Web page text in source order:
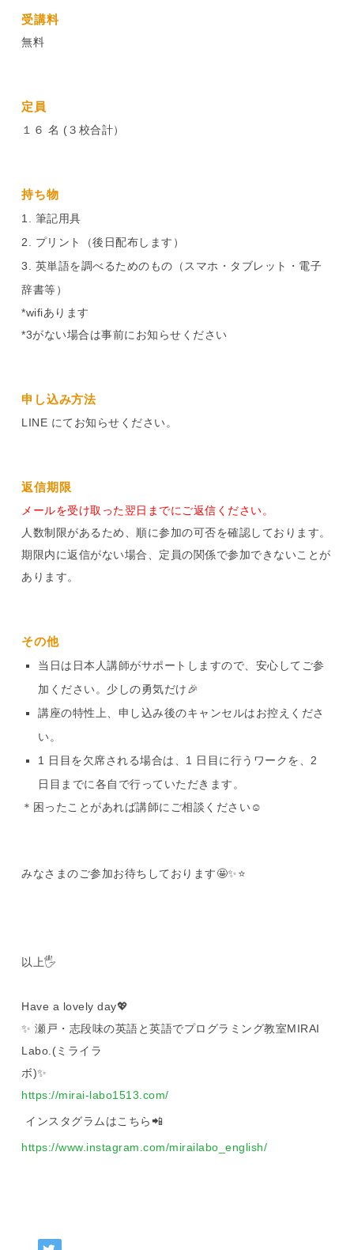
受講料
無料
定員
１６ 名 (３校合計）
持ち物
筆記用具
プリント（後日配布します）
英単語を調べるためのもの（スマホ・タブレット・電子
辞書等）
*wifiあります
*3がない場合は事前にお知らせください
申し込み方法
LINE にてお知らせください。
返信期限
メールを受け取った翌日までにご返信ください。
人数制限があるため、順に参加の可否を確認しております。
期限内に返信がない場合、定員の関係で参加できないことが
あります。
その他
当日は日本人講師がサポートしますので、安心してご参
加ください。少しの勇気だけ🎉
講座の特性上、申し込み後のキャンセルはお控えくださ
い。
1 日目を欠席される場合は、1 日目に行うワークを、2
日目までに各自で行っていただきます。
＊困ったことがあれば講師にご相談ください☺️
みなさまのご参加お待ちしております🤩✨⭐️
以上🖐️
Have a lovely day💖
✨瀬戸・志段味の英語と英語でプログラミング教室MIRAI
Labo.(ミライラ
ボ)✨
https://mirai-labo1513.com/
インスタグラムはこちら 📲
https://www.instagram.com/mirailabo_english/